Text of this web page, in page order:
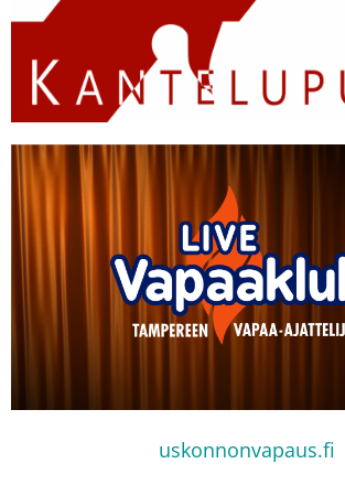
uskonnonvapaus.fi